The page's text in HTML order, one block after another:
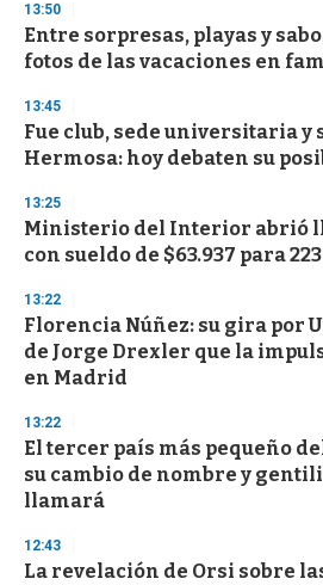
3
s
e
c
n
d
s
13:50
Entre sorpresas, playas y
fotos de las vacaciones en
13:45
Fue club, sede universitaria y
Hermosa: hoy debaten su
13:25
Ministerio del Interior abrió
con sueldo de $63.937 para
13:22
Florencia Núñez: su gira por
de Jorge Drexler que la
en Madrid
13:22
El tercer país más pequeño
su cambio de nombre y
llamará
12:43
La revelación de Orsi sobre